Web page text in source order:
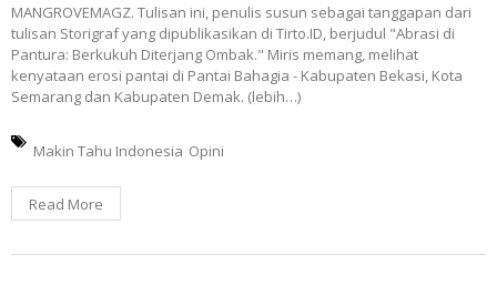
MANGROVEMAGZ. Tulisan ini, penulis susun sebagai tanggapan dari
tulisan Storigraf yang dipublikasikan di Tirto.ID, berjudul "Abrasi di
Pantura: Berkukuh Diterjang Ombak." Miris memang, melihat
kenyataan erosi pantai di Pantai Bahagia - Kabupaten Bekasi, Kota
Semarang dan Kabupaten Demak. (lebih…)
Makin Tahu Indonesia Opini
Read More